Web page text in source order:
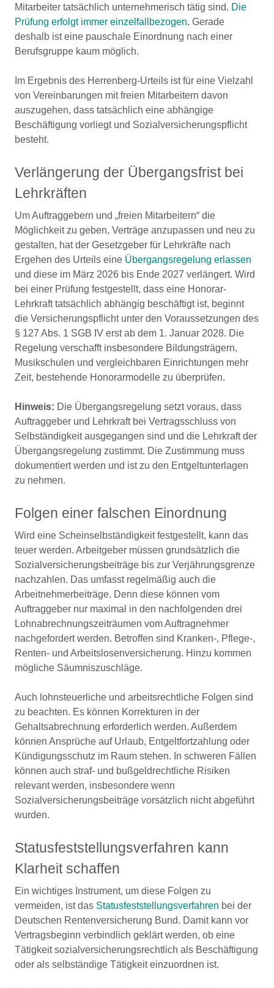
Mitarbeiter tatsächlich unternehmerisch tätig sind. Die
Prüfung erfolgt immer einzelfallbezogen. Gerade
deshalb ist eine pauschale Einordnung nach einer
Berufsgruppe kaum möglich.
Im Ergebnis des Herrenberg-Urteils ist für eine Vielzahl
von Vereinbarungen mit freien Mitarbeitern davon
auszugehen, dass tatsächlich eine abhängige
Beschäftigung vorliegt und Sozialversicherungspflicht
besteht.
Verlängerung der Übergangsfrist bei
Lehrkräften
Um Auftraggebern und „freien Mitarbeitern“ die
Möglichkeit zu geben, Verträge anzupassen und neu zu
gestalten, hat der Gesetzgeber für Lehrkräfte nach
Ergehen des Urteils eine Übergangsregelung erlassen
und diese im März 2026 bis Ende 2027 verlängert. Wird
bei einer Prüfung festgestellt, dass eine Honorar-
Lehrkraft tatsächlich abhängig beschäftigt ist, beginnt
die Versicherungspflicht unter den Voraussetzungen des
§ 127 Abs. 1 SGB IV erst ab dem 1. Januar 2028. Die
Regelung verschafft insbesondere Bildungsträgern,
Musikschulen und vergleichbaren Einrichtungen mehr
Zeit, bestehende Honorarmodelle zu überprüfen.
Hinweis: Die Übergangsregelung setzt voraus, dass
Auftraggeber und Lehrkraft bei Vertragsschluss von
Selbständigkeit ausgegangen sind und die Lehrkraft der
Übergangsregelung zustimmt. Die Zustimmung muss
dokumentiert werden und ist zu den Entgeltunterlagen
zu nehmen.
Folgen einer falschen Einordnung
Wird eine Scheinselbständigkeit festgestellt, kann das
teuer werden. Arbeitgeber müssen grundsätzlich die
Sozialversicherungsbeiträge bis zur Verjährungsgrenze
nachzahlen. Das umfasst regelmäßig auch die
Arbeitnehmerbeiträge. Denn diese können vom
Auftraggeber nur maximal in den nachfolgenden drei
Lohnabrechnungszeiträumen vom Auftragnehmer
nachgefordert werden. Betroffen sind Kranken-, Pflege-,
Renten- und Arbeitslosenversicherung. Hinzu kommen
mögliche Säumniszuschläge.
Auch lohnsteuerliche und arbeitsrechtliche Folgen sind
zu beachten. Es können Korrekturen in der
Gehaltsabrechnung erforderlich werden. Außerdem
können Ansprüche auf Urlaub, Entgeltfortzahlung oder
Kündigungsschutz im Raum stehen. In schweren Fällen
können auch straf- und bußgeldrechtliche Risiken
relevant werden, insbesondere wenn
Sozialversicherungsbeiträge vorsätzlich nicht abgeführt
wurden.
Statusfeststellungsverfahren kann
Klarheit schaffen
Ein wichtiges Instrument, um diese Folgen zu
vermeiden, ist das Statusfeststellungsverfahren bei der
Deutschen Rentenversicherung Bund. Damit kann vor
Vertragsbeginn verbindlich geklärt werden, ob eine
Tätigkeit sozialversicherungsrechtlich als Beschäftigung
oder als selbständige Tätigkeit einzuordnen ist.